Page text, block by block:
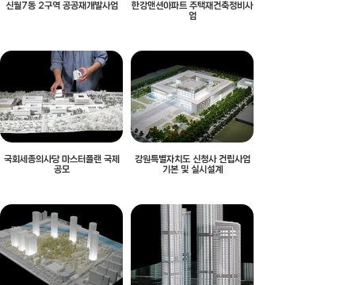
신월7동 2구역 공공재개발사업
한강맨션아파트 주택재건축정비사
업
국회세종의사당 마스터플랜 국제
공모
강원특별자치도 신청사 건립사업
기본 및 실시설계